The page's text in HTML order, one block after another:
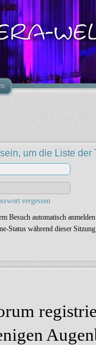
um die Liste
vergessen
Besuch automatisch anmelden
Status während dieser